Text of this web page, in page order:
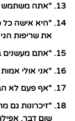
"אתה משתמש
"היא אישה כל
את שריפות
"אתם מעשנים
"אני אולי
"אף פעם לא
"זיכרונות גם
שום דבר.